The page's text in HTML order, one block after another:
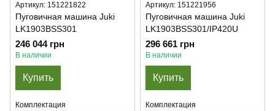
Артикул: 151221822
Пуговичная машина Juki
LK1903BSS301
246 044 грн
В наличии
Купить
Комплектация
Артикул: 151221956
Пуговичная машина Juki
LK1903BSS301/IP420U
296 661 грн
В наличии
Купить
Комплектация